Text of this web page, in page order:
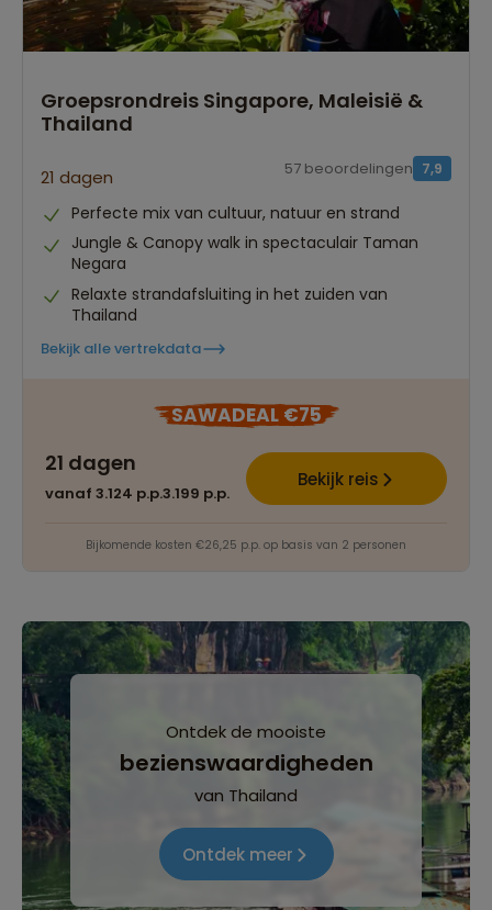
Best beoordeelde reisroutes
Groepsrondreis Singapore, Maleisië &
Thailand
21 dagen 7,9
57 beoordelingen
Perfecte mix van cultuur, natuur en strand
Jungle & Canopy walk in spectaculair Taman
Negara
Relaxte strandafsluiting in het zuiden van
Thailand
Bekijk alle vertrekdata
SAWADEAL €75
21 dagen
vanaf 3.124 p.p.3.199 p.p.
Bekijk reis
Bijkomende kosten €26,25 p.p. op basis van 2 personen
Ontdek de mooiste
bezienswaardigheden
van Thailand
Ontdek meer